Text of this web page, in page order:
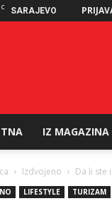
C SARAJEVO
IZ MAGAZINA
Izdvojeno Da li ste
LIFESTYLE TURIZAM